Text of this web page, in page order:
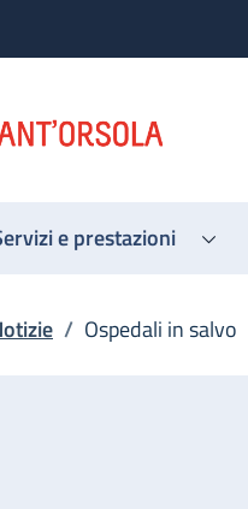
e prestazioni
/ Ospedali in salvo